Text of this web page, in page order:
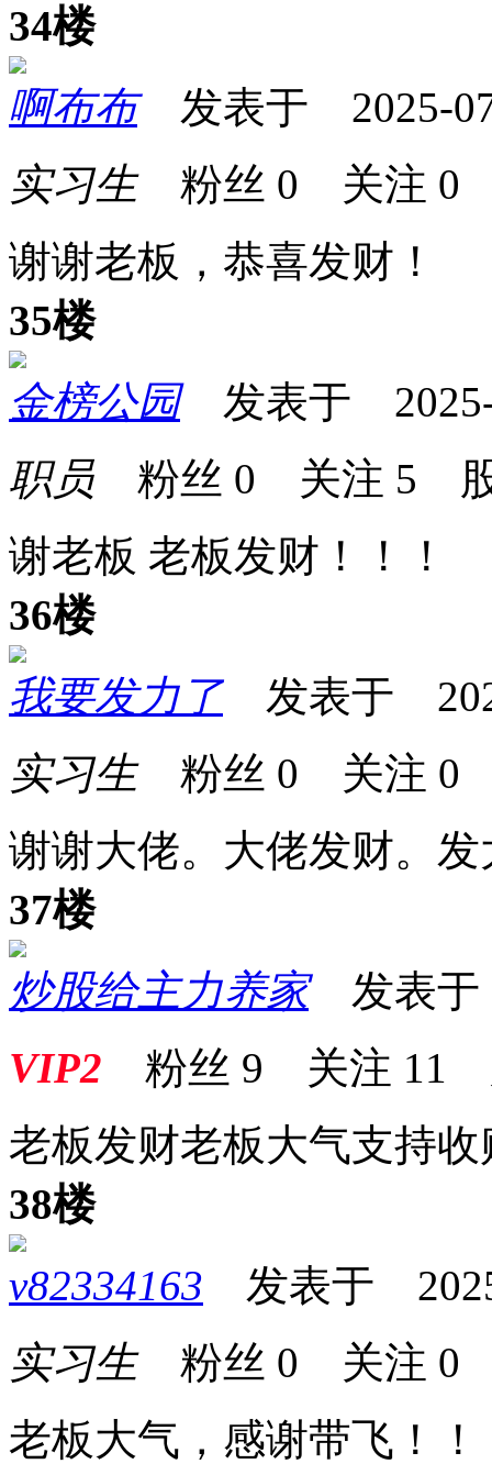
34楼
啊布布发表于 2025-
实习生粉丝 0 关注 0
谢谢老板，恭喜发财！
35楼
金榜公园发表于 2025-
职员 粉丝 0 关注 5
谢老板 老板发财！！！
36楼
我要发力了发表于
实习生粉丝 0 关注 0
谢谢大佬。大佬发财。发
37楼
炒股给主力养家发表于
VIP2 粉丝 9 关注 11
老板发财老板大气支持收
38楼
v82334163 发表于
实习生粉丝 0 关注 0
老板大气，感谢带飞！！